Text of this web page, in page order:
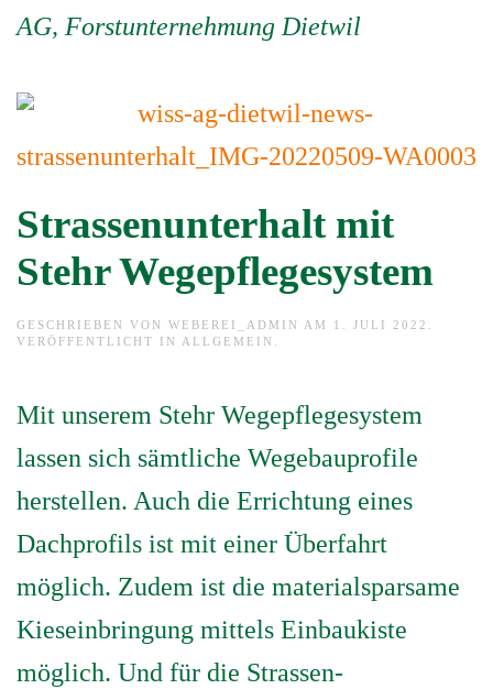
AG, Forstunternehmung Dietwil
Strassenunterhalt mit
Stehr Wegepflegesystem
GESCHRIEBEN VON WEBEREI_ADMIN AM 1. JULI 2022 .
VERÖFFENTLICHT IN ALLGEMEIN .
Mit unserem Stehr Wegepflegesystem
lassen sich sämtliche Wegebauprofile
herstellen. Auch die Errichtung eines
Dachprofils ist mit einer Überfahrt
möglich. Zudem ist die materialsparsame
Kieseinbringung mittels Einbaukiste
möglich. Und für die Strassen-